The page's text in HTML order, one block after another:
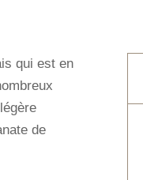
qui est en
de